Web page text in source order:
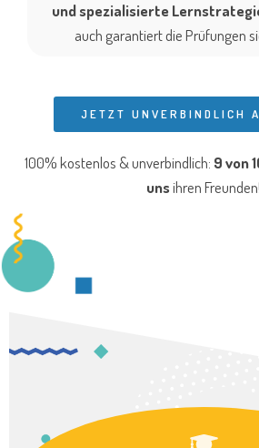
und spezialisierte
auch garantiert die Prüfungen
JETZT UNVERBINDLICH
100% kostenlos & unverbindlich: 9 von
unsihren Freunden!